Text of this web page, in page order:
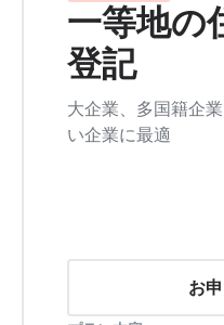
一等地の
登記
大企業、多国籍企
い企業に最適
お